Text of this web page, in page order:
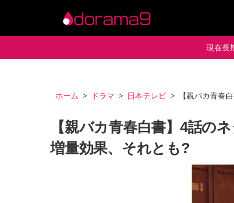
現在長
ホーム ドラマ 日本テレビ 【親バカ青春
【親バカ青春白書】4話の
増量効果、それとも?